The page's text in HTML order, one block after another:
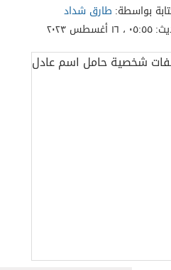
بواسطة: طارق شداد
٠٥:٥٥ ، ١٦ أغسطس ٢٠٢٣